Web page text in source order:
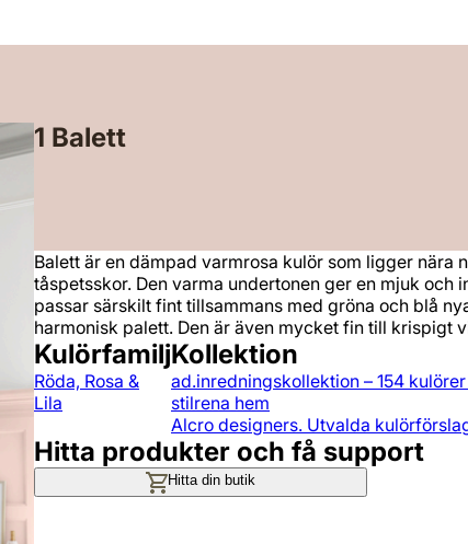
1 Balett
Balett är en dämpad varmrosa kulör som ligger nära
tåspetsskor. Den varma undertonen ger en mjuk och
passar särskilt fint tillsammans med gröna och blå
harmonisk palett. Den är även mycket fin till krispigt
Kulörfamilj
Röda, Rosa &
Lila
Kollektion
ad.inredningskollektion – 154
stilrena hem
Alcro designers. Utvalda
Hitta produkter och få support
Hitta din butik